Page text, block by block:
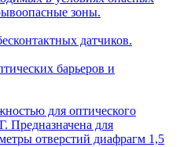
зоны.
датчиков.
барьеров и
для оптического
Предназначена для
отверстий диафрагм 1,5